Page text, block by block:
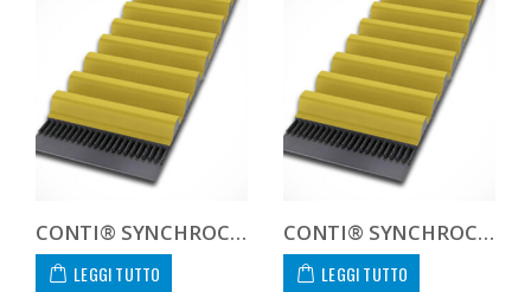
CONTI® SYNCHROCHAIN CARBON CTD 14M 1302 125 C
LEGGI TUTTO
CONTI® SYNCHROCHAIN CARBON CTD 14M 1302 450 C CUSTOM
LEGGI TUTTO